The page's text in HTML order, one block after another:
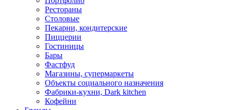
Рестораны
Столовые
Пекарни, кондитерские
Пиццерии
Гостиницы
Бары
Фастфуд
Магазины, супермаркеты
Объекты социального назначения
Фабрики-кухни, Dark kitchen
Кофейни